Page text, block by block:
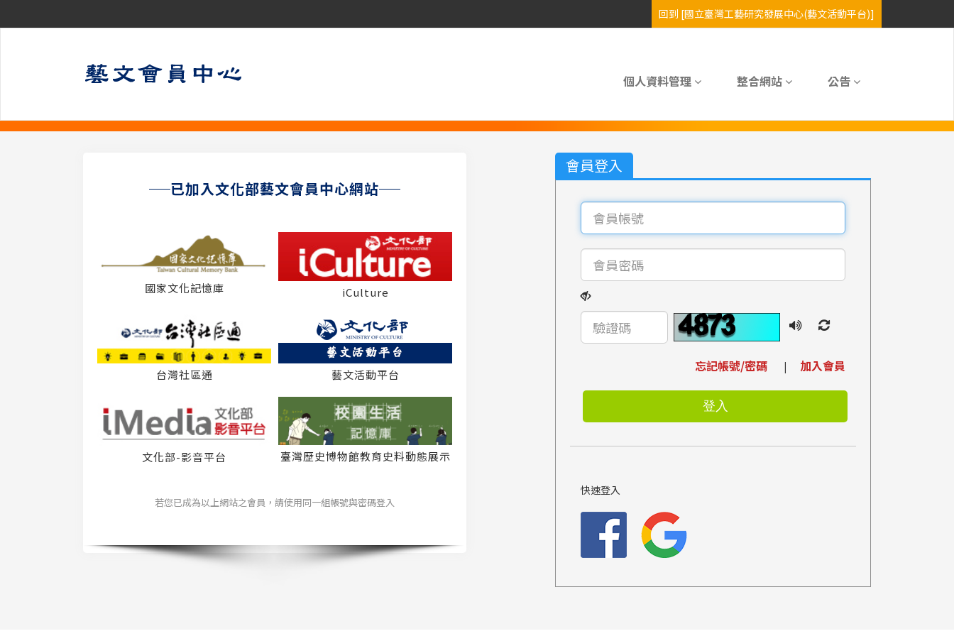
個人資料管理 整合網站 公告
會員登入
忘記帳號/密碼 | 加入會員
快速登入
已加入文化部藝文會員中心網站
國家文化記憶庫 iCulture
台灣社區通 藝文活動平台
文化部-影音平台
臺灣歷史博物館教育史料動態展示
若您已成為以上網站之會員，請使用同一組帳號與密碼登入